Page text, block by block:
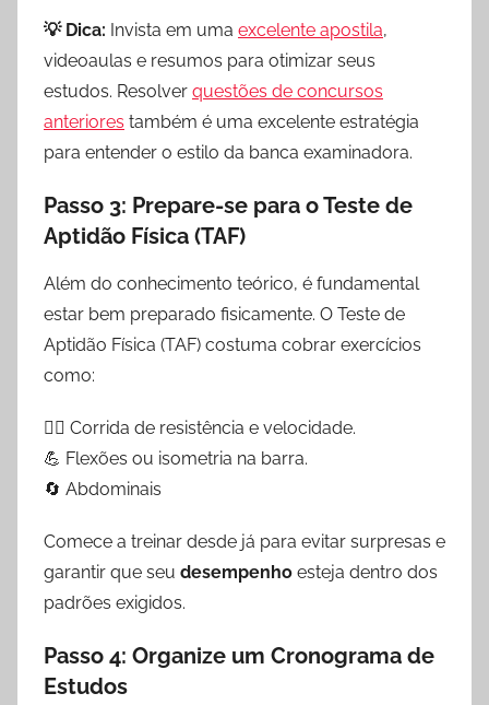
💡 Dica: Invista em uma excelente apostila,
videoaulas e resumos para otimizar seus
estudos. Resolver questões de concursos
anteriores também é uma excelente estratégia
para entender o estilo da banca examinadora.
Passo 3: Prepare-se para o Teste de
Aptidão Física (TAF)
Além do conhecimento teórico, é fundamental
estar bem preparado fisicamente. O Teste de
Aptidão Física (TAF) costuma cobrar exercícios
como:
🏃‍♂️ Corrida de resistência e velocidade.
💪 Flexões ou isometria na barra.
🔄 Abdominais
Comece a treinar desde já para evitar surpresas e
garantir que seu desempenho esteja dentro dos
padrões exigidos.
Passo 4: Organize um Cronograma de
Estudos